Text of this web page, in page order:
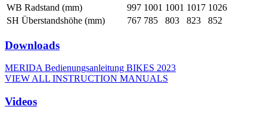
WB Radstand (mm)
997 1001 1001 1017 1026
SH Überstandshöhe (mm)
767 785 803 823 852
Downloads
MERIDA Bedienungsanleitung BIKES 2023
VIEW ALL INSTRUCTION MANUALS
Videos